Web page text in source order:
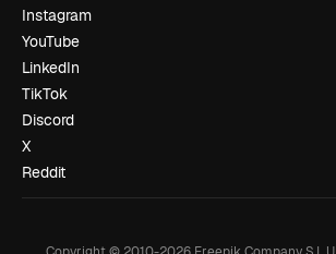
Instagram
YouTube
LinkedIn
TikTok
Discord
X
Reddit